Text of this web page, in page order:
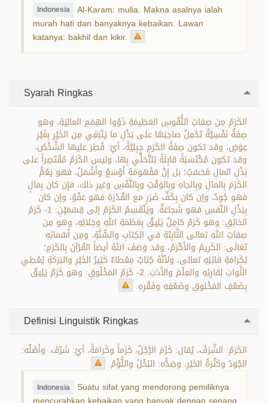
Indonesia Al-Karam: mulia. Makna asalnya ialah
murah hati dan banyaknya kebaikan. Lawan
katanya: bakhil dan kikir.
Syarah Ringkas
الكَرَمُ مِن صِفاتِ النُّفُوسِ العَظِيمَةِ ذَوُوا الهِمَمِ العالِيَةِ، وهو
صِفَةٌ نَفْسِيَّةٌ تَحْمِلُ صاحِبَهَا على بَذْلِ ما يَنْبَغِي مِن الخَيْرِ بِغَيْرِ
عِوَضٍ، وقد تكون صِفَةُ الكَرَمِ جِبِلِيَّةً، أيْ: فُطِرَ عليها الشَّخْصُ،
وقد تكون مُكْتَسَبَةً قابِلَةً لِلتَّحَلِّي بِها، وليس الكَرَمُ مُقْتَصِراً على
بَذْلِ المالِ فَحَسْبُ؛ بل إنَّ مَفْهومَهُ أَوْسَعُ وأَشْمَلُ، فهو يَعُمُّ
الكَرَمَ بِالمالِ وبِالجاهِ وبِالوَقْتِ وبِالنَّفْسِ وغيرِ ذلك، فإِن كان بِمالٍ
فهو جُودٌ، وإن كان بِكَفِّ ضَرَرٍ مع القُدْرَةِ فهو عَفْوٌ، وإن كان
بِبَذْلِ النَّفسِ فهو شَجاعَةٌ. ويَنْقَسِمُ الكَرَمُ إلى قِسْمَيْنِ: 1- كَرَمُ
الخالِقِ: وهو كَرَمٌ كامِلٌ يَلِيقُ بِعَظَمَةِ اللهِ وجَلالِهِ، وهو مِن
صِفاتِ اللهِ تعالى الثَّابِتَةِ في الكِتابِ والسُّنَّةِ، ومِن أَسْمائِهِ
تَعَالَى: الكَرِيمُ والأَكْرَمُ، وقد وَصَفَ اللهُ أيضاً القُرْآنَ بِالكَرَمِ؛
لِكَرامَةِ قائِلِهِ تعالى، ولأنَّهُ كِتابٌ مِعْطاءٌ كَثِيرُ الخَيْرِ والبَرَكَةِ يُعْطِي
الثَّوابَ لِقارِئِهِ والعِلْمَ والأَدَبَ. 2- كَرَمُ المَخْلُوقِ: وهو كَرَمٌ يَلِيقُ
بِضَعْفِ المَخْلوقِ وضَعْفِهِ وفَقْرِهِ.
Definisi Linguistik Ringkas
الكَرَمُ: الشَّرَفُ، يُقال: كَرُمَ الرَّجُلُ، كَرَماً وكَرامَةً، أيْ: شَرُفَ. وأَصْلُه:
الجُودُ وكَثْرَةُ الخَيْرِ، وضِدُّه: البُخْلُ واللُّؤْمُ.
Indonesia Suatu sifat yang mendorong pemiliknya